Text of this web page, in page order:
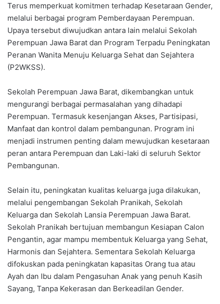
Terus memperkuat komitmen terhadap Kesetaraan Gender,
melalui berbagai program Pemberdayaan Perempuan.
Upaya tersebut diwujudkan antara lain melalui Sekolah
Perempuan Jawa Barat dan Program Terpadu Peningkatan
Peranan Wanita Menuju Keluarga Sehat dan Sejahtera
(P2WKSS).
Sekolah Perempuan Jawa Barat, dikembangkan untuk
mengurangi berbagai permasalahan yang dihadapi
Perempuan. Termasuk kesenjangan Akses, Partisipasi,
Manfaat dan kontrol dalam pembangunan. Program ini
menjadi instrumen penting dalam mewujudkan kesetaraan
peran antara Perempuan dan Laki-laki di seluruh Sektor
Pembangunan.
Selain itu, peningkatan kualitas keluarga juga dilakukan,
melalui pengembangan Sekolah Pranikah, Sekolah
Keluarga dan Sekolah Lansia Perempuan Jawa Barat.
Sekolah Pranikah bertujuan membangun Kesiapan Calon
Pengantin, agar mampu membentuk Keluarga yang Sehat,
Harmonis dan Sejahtera. Sementara Sekolah Keluarga
difokuskan pada peningkatan kapasitas Orang tua atau
Ayah dan Ibu dalam Pengasuhan Anak yang penuh Kasih
Sayang, Tanpa Kekerasan dan Berkeadilan Gender.